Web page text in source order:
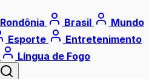
Rondônia Brasil
Mundo
Esporte
Entretenimento
Língua de Fogo